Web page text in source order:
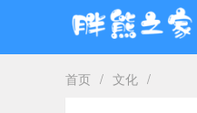
首页 / 文化 /